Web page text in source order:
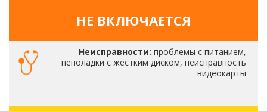
НЕ ВКЛЮЧАЕТСЯ
Неисправности: проблемы с питанием,
неполадки с жестким диском, неисправность
видеокарты